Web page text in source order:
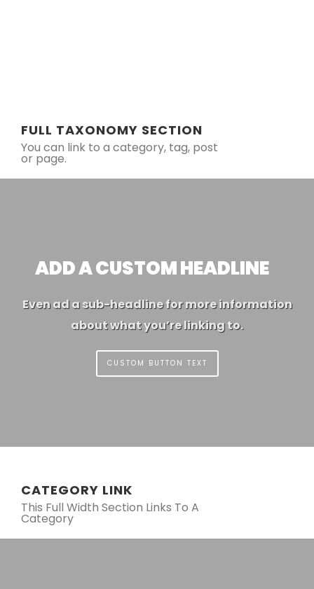
FULL TAXONOMY SECTION
You can link to a category, tag, post
or page.
ADD A CUSTOM HEADLINE
Even ad a sub-headline for more information
about what you’re linking to.
CUSTOM BUTTON TEXT
CATEGORY LINK
This Full Width Section Links To A
Category